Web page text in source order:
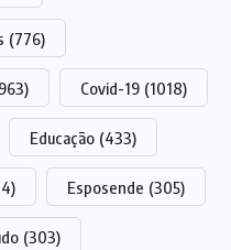
(776)
Covid-19 (1018)
Educação (433)
Esposende (305)
(303)